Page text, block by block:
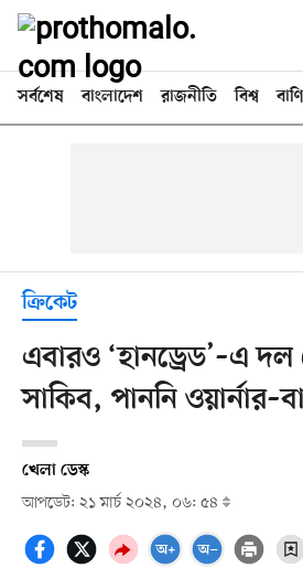
সর্বশেষ বাংলাদেশ রাজনীতি বিশ্ব
ক্রিকেট
এবারও ‘হানড্রেড’–এ দল
সাকিব, পাননি
খেলা ডেস্ক
আপডেট: ২১ মার্চ ২০২৪, ০৬: ৫৪